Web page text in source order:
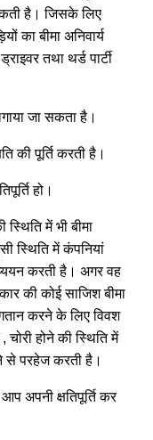
है। जिसके लिए
का बीमा अनिवार्य
तथा थर्ड पार्टी
जा सकता है।
की पूर्ति करती है।
हो।
स्थिति में भी बीमा
स्थिति में कंपनियां
करती है। अगर वह
की कोई साजिश बीमा
करने के लिए विवश
चोरी होने की स्थिति में
से परहेज करती है।
अपनी क्षतिपूर्ति कर